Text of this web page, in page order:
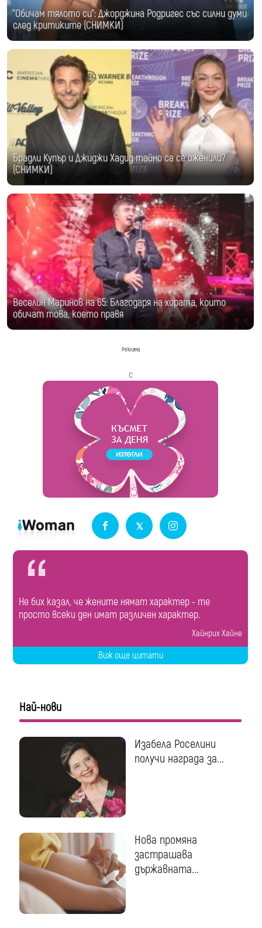
"Обичам тялото си": Джорджина Родригес със силни думи
след критиките (СНИМКИ)
Брадли Купър и Джиджи Хадид тайно са се оженили?
(СНИМКИ)
Веселин Маринов на 65: Благодаря на хората, които
обичат това, което правя
Реклама
с
Не бих казал, че жените нямат характер - те
просто всеки ден имат различен характер.
Хайнрих Хайне
Виж още цитати
Най-нови
Изабела Роселини
получи награда за...
Нова промяна
застрашава
държавната...